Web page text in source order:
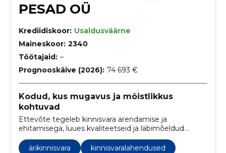
PESAD OÜ
Krediidiskoor: Usaldusväärne
Maineskoor: 2340
Töötajaid: –
Prognooskäive (2026): 74 693 €
Kodud, kus mugavus ja mõistlikkus
kohtuvad
Ettevõte tegeleb kinnisvara arendamise ja
ehitamisega, luues kvaliteetseid ja läbimõeldud
energiatõhusus ja kestvad lahendused.
ärikinnisvara
kinnisvaralahendused